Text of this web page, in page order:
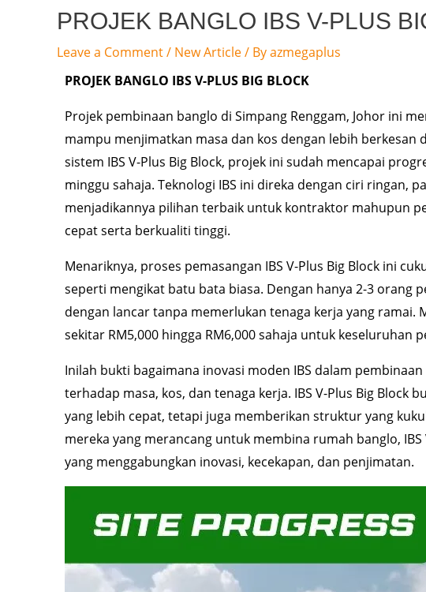
PROJEK BANGLO IBS V-PLUS
Leave a Comment/ New Article/ Byazmegaplus
PROJEK BANGLO IBS V-PLUS BIG BLOCK
Projek pembinaan banglo di Simpang Renggam, Johor ini
mampu menjimatkan masa dan kos dengan lebih berkesan
sistem IBS V-Plus Big Block, projek ini sudah mencapai
minggu sahaja. Teknologi IBS ini direka dengan ciri ringan,
menjadikannya pilihan terbaik untuk kontraktor mahupun
cepat serta berkualiti tinggi.
Menariknya, proses pemasangan IBS V-Plus Big Block ini
seperti mengikat batu bata biasa. Dengan hanya 2-3 orang
dengan lancar tanpa memerlukan tenaga kerja yang ramai.
sekitar RM5,000 hingga RM6,000 sahaja untuk keseluruhan
Inilah bukti bagaimana inovasi moden IBS dalam
terhadap masa, kos, dan tenaga kerja. IBS V-Plus Big Block
yang lebih cepat, tetapi juga memberikan struktur yang
mereka yang merancang untuk membina rumah banglo,
yang menggabungkan inovasi, kecekapan, dan penjimatan.